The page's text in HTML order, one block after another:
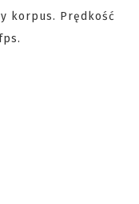
korpus. Prędkość